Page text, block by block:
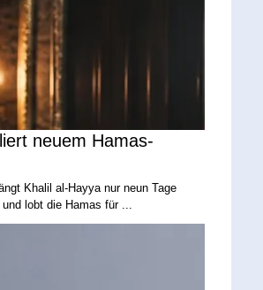
neuem Hamas-
Khalil al-Hayya nur neun Tage
lobt die Hamas für ...